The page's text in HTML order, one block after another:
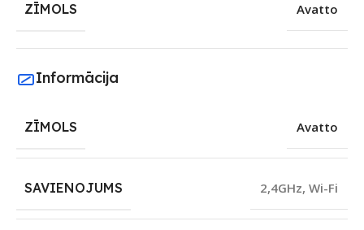
ZĪMOLS Avatto
Informācija
ZĪMOLS Avatto
SAVIENOJUMS 2,4GHz, Wi-Fi